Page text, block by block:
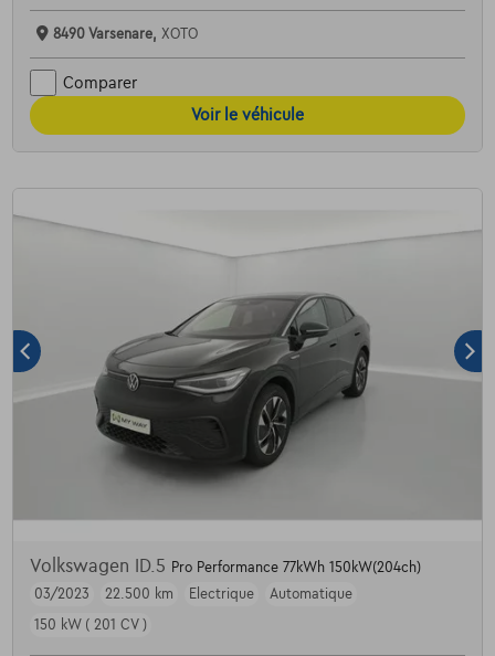
8490 Varsenare, XOTO
Comparer
Voir le véhicule
Volkswagen ID.5 Pro Performance 77kWh 150kW(204ch)
03/2023
22.500 km Electrique
Automatique
150 kW ( 201 CV )